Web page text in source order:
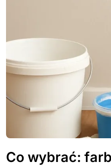
Co wybrać: